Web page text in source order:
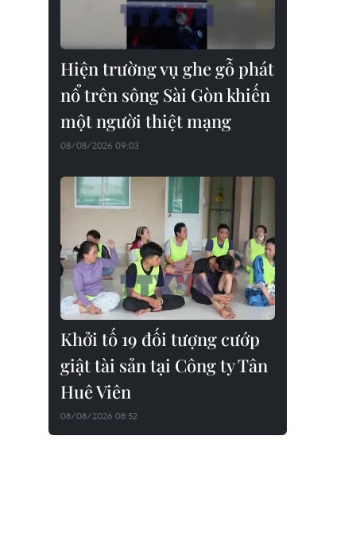
Hiện trường vụ ghe gỗ phát
nổ trên sông Sài Gòn khiến
một người thiệt mạng
08/08/2026 09:03
Khởi tố 19 đối tượng cướp
giật tài sản tại Công ty Tân
Huê Viên
08/08/2026 08:52